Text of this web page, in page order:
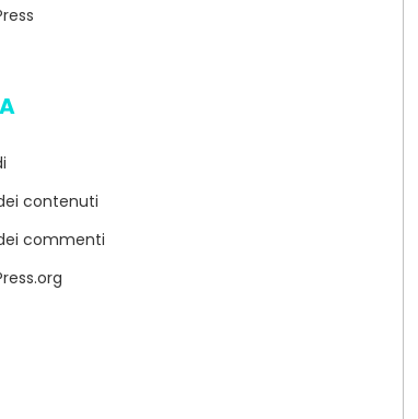
contenuti
commenti